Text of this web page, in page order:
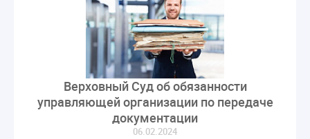
Верховный Суд об обязанности
управляющей организации по передаче
документации
06.02.2024